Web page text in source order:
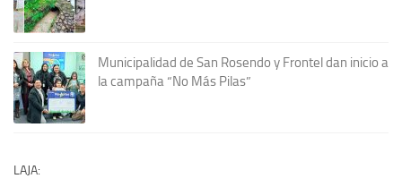
Municipalidad de San Rosendo y Frontel dan inicio a
la campaña “No Más Pilas”
LAJA: